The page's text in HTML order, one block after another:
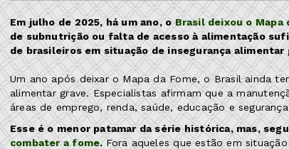
Em julho de 2025, há um ano, oBrasil deixou o Mapa
de subnutrição ou falta de acesso à alimentação
de brasileiros em situação de insegurança alimentar
Um ano após deixar o Mapa da Fome, o Brasil ainda
alimentar grave. Especialistas afirmam que a
áreas de emprego, renda, saúde, educação e
Esse é o menor patamar da série histórica, mas,
combater a fome.Fora aqueles que estão em